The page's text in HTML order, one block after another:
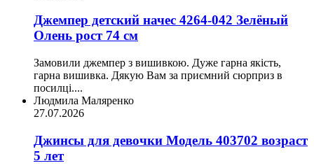
Джемпер детский начес 4264-042 Зелёный
Олень рост 74 см
Замовили джемпер з вишивкою. Дуже гарна якість,
гарна вишивка. Дякую Вам за приємний сюрприз в
посилці....
Людмила Маляренко
27.07.2026
Джинсы для девочки Модель 403702 возраст
5 лет